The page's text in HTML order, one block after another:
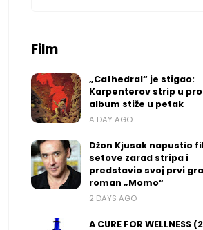
Film
„Cathedral“ je stigao:
Karpenterov strip u
album stiže u petak
A DAY AGO
Džon Kjusak napustio
setove zarad stripa i
predstavio svoj prvi
roman „Momo“
2 DAYS AGO
A CURE FOR WELLNESS